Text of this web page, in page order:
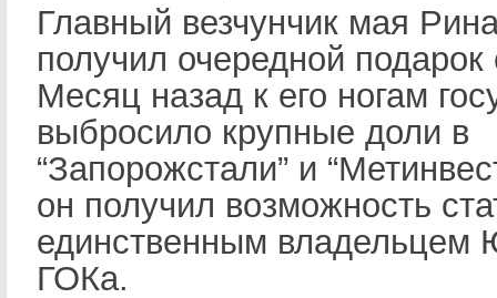
Главный везчунчик мая
получил очередной
Месяц назад к его ногам
выбросило крупные доли в
“Запорожстали” и
он получил возможность
единственным владельцем
ГОКа.